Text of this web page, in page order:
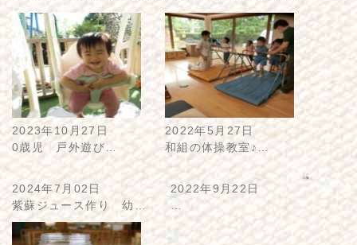
2023年10月27日
0歳児 戸外遊び…
2022年5月27日
和組の体操教室♪…
2024年7月02日
紫蘇ジュース作り 幼…
2022年9月22日
…